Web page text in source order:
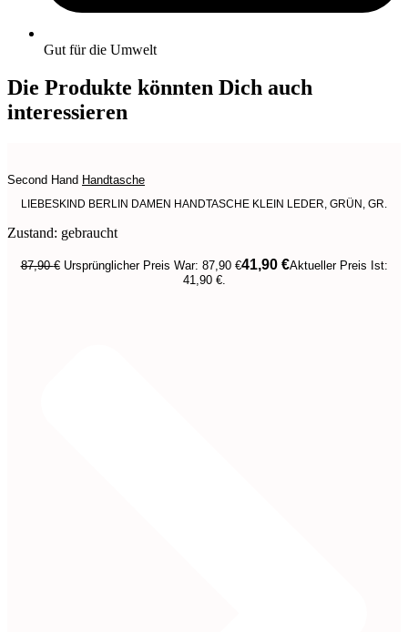
Gut für die Umwelt
Die Produkte könnten Dich auch
interessieren
Second Hand Handtasche
LIEBESKIND BERLIN DAMEN HANDTASCHE KLEIN LEDER, GRÜN, GR.
Zustand: gebraucht
87,90€ Ursprünglicher Preis War: 87,90 €41,90 €Aktueller Preis Ist:
41,90 €.